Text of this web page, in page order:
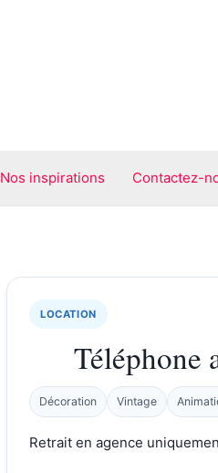
Nos inspirations Contactez-
LOCATION
Téléphone
Décoration Vintage
Retrait en agence